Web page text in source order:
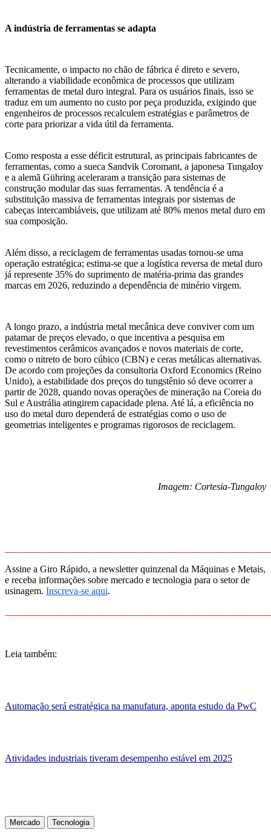
A indústria de ferramentas se adapta
Tecnicamente, o impacto no chão de fábrica é direto e severo,
alterando a viabilidade econômica de processos que utilizam
ferramentas de metal duro integral. Para os usuários finais, isso se
traduz em um aumento no custo por peça produzida, exigindo que
engenheiros de processos recalculem estratégias e parâmetros de
corte para priorizar a vida útil da ferramenta.
Como resposta a esse déficit estrutural, as principais fabricantes de
ferramentas, como a sueca Sandvik Coromant, a japonesa Tungaloy
e a alemã Gühring aceleraram a transição para sistemas de
construção modular das suas ferramentas. A tendência é a
substituição massiva de ferramentas integrais por sistemas de
cabeças intercambiáveis, que utilizam até 80% menos metal duro em
sua composição.
Além disso, a reciclagem de ferramentas usadas tornou-se uma
operação estratégica; estima-se que a logística reversa de metal duro
já represente 35% do suprimento de matéria-prima das grandes
marcas em 2026, reduzindo a dependência de minério virgem.
A longo prazo, a indústria metal mecânica deve conviver com um
patamar de preços elevado, o que incentiva a pesquisa em
revestimentos cerâmicos avançados e novos materiais de corte,
como o nitreto de boro cúbico (CBN) e ceras metálicas alternativas.
De acordo com projeções da consultoria Oxford Economics (Reino
Unido), a estabilidade dos preços do tungstênio só deve ocorrer a
partir de 2028, quando novas operações de mineração na Coreia do
Sul e Austrália atingirem capacidade plena. Até lá, a eficiência no
uso do metal duro dependerá de estratégias como o uso de
geometrias inteligentes e programas rigorosos de reciclagem.
Imagem: Cortesia-Tungaloy
Assine a Giro Rápido, a newsletter quinzenal da Máquinas e Metais,
e receba informações sobre mercado e tecnologia para o setor de
usinagem. Inscreva-se aqui.
Leia também:
Automação será estratégica na manufatura, aponta estudo da PwC
Atividades industriais tiveram desempenho estável em 2025
Mercado Tecnologia